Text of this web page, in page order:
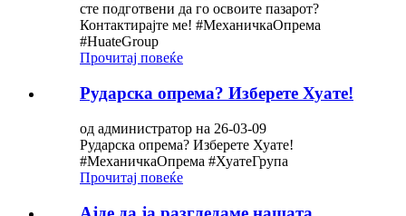
сте подготвени да го освоите пазарот?
Контактирајте ме! #МеханичкаОпрема
#HuateGroup
Прочитај повеќе
Рударска опрема? Изберете Хуате!
од администратор на 26-03-09
Рударска опрема? Изберете Хуате!
#МеханичкаОпрема #ХуатеГрупа
Прочитај повеќе